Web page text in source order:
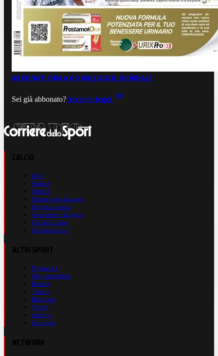
ABBONATI ORA A €0,99LEGGI IL GIORNALE
Sei già abbonato?Accedi e leggi
Live
Serie A
Serie B
Champions League
Europa League
Conference League
Calcio Estero
Calciomercato
Formula 1
Motomondiale
Basket
Tennis
Running
Volley
eSports
Ciclismo